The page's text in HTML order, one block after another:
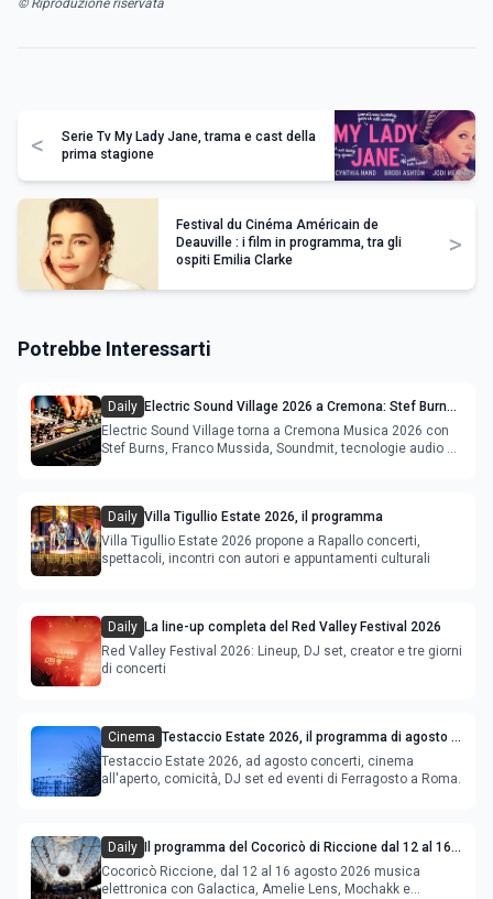
© Riproduzione riservata
<
Serie Tv My Lady Jane, trama e cast della
prima stagione
Festival du Cinéma Américain de
Deauville : i film in programma, tra gli
ospiti Emilia Clarke
>
Potrebbe Interessarti
Daily Electric Sound Village 2026 a Cremona: Stef Burns,
Soundmit e Young Band Contest, il programma
Electric Sound Village torna a Cremona Musica 2026 con
Stef Burns, Franco Mussida, Soundmit, tecnologie audio e
Daily Villa Tigullio Estate 2026, il programma
Villa Tigullio Estate 2026 propone a Rapallo concerti,
spettacoli, incontri con autori e appuntamenti culturali
Daily La line-up completa del Red Valley Festival 2026
Red Valley Festival 2026: Lineup, DJ set, creator e tre giorni
di concerti
Cinema Testaccio Estate 2026, il programma di agosto e
Ferragosto
Testaccio Estate 2026, ad agosto concerti, cinema
all'aperto, comicità, DJ set ed eventi di Ferragosto a Roma.
Daily
Il programma del Cocoricò di Riccione dal 12 al 16
agosto 2026
Cocoricò Riccione, dal 12 al 16 agosto 2026 musica
elettronica con Galactica, Amelie Lens, Mochakk e